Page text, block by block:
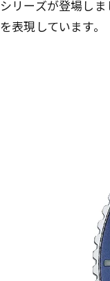
シリーズが登場し
を表現しています。